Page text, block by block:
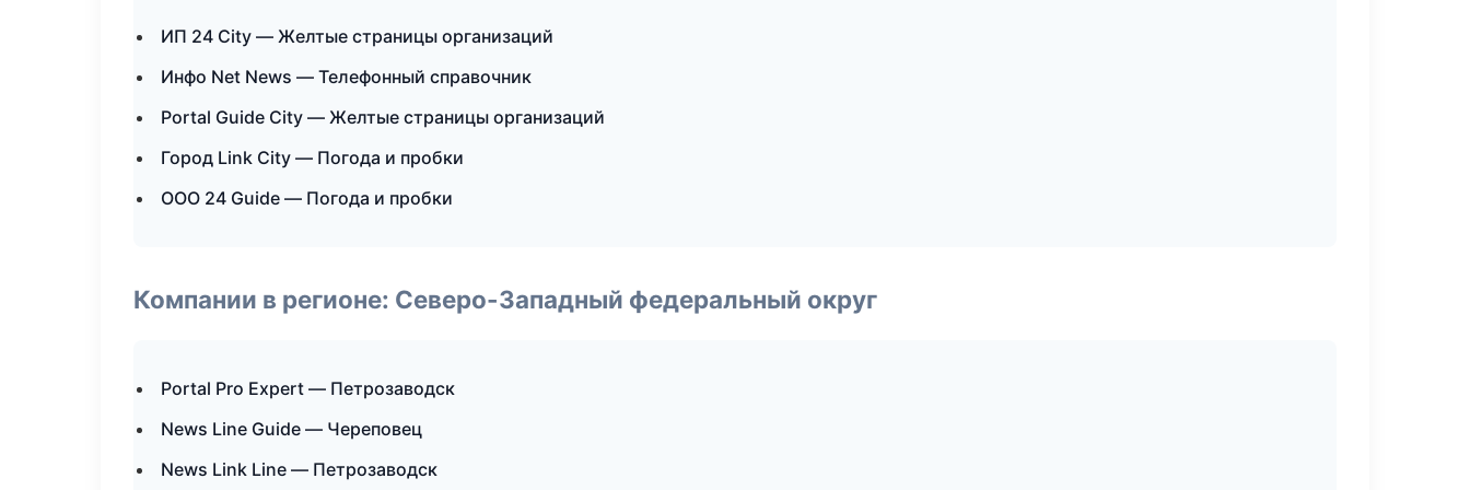
ИП 24 City — Желтые страницы организаций
Инфо Net News — Телефонный справочник
Portal Guide City — Желтые страницы организаций
Город Link City — Погода и пробки
ООО 24 Guide — Погода и пробки
Компании в регионе: Северо-Западный федеральный округ
Portal Pro Expert — Петрозаводск
News Line Guide — Череповец
News Link Line — Петрозаводск